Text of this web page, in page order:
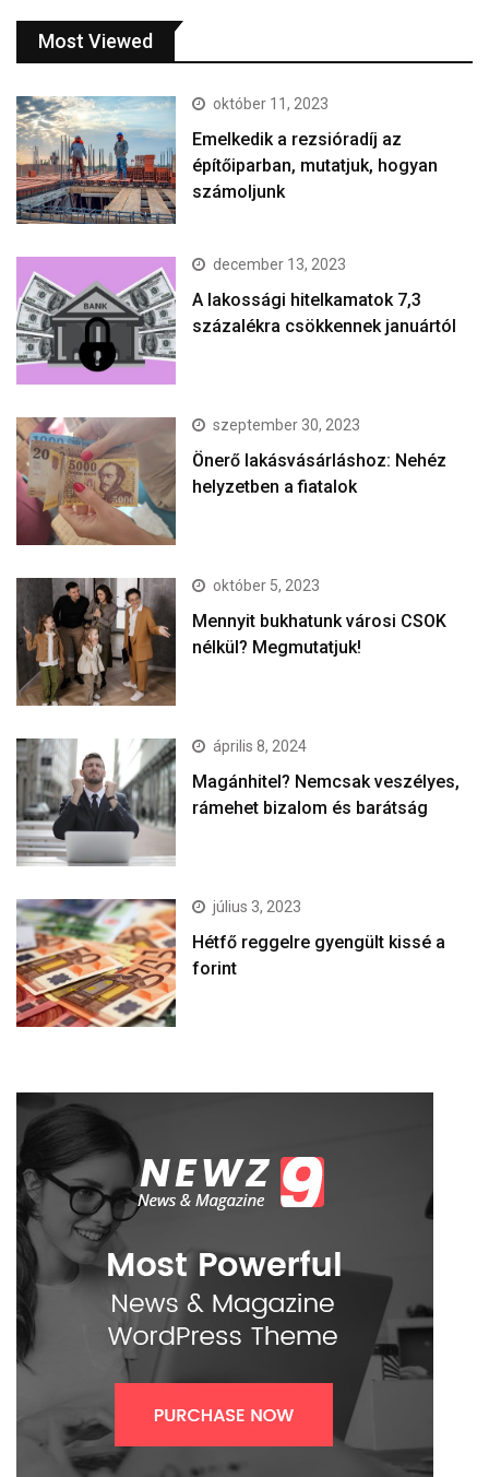
Most Viewed
október 11, 2023
Emelkedik a rezsióradíj az
építőiparban, mutatjuk, hogyan
számoljunk
december 13, 2023
A lakossági hitelkamatok 7,3
százalékra csökkennek januártól
szeptember 30, 2023
Önerő lakásvásárláshoz: Nehéz
helyzetben a fiatalok
október 5, 2023
Mennyit bukhatunk városi CSOK
nélkül? Megmutatjuk!
április 8, 2024
Magánhitel? Nemcsak veszélyes,
rámehet bizalom és barátság
július 3, 2023
Hétfő reggelre gyengült kissé a
forint